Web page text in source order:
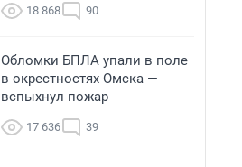
18 868 90
Обломки БПЛА упали в поле
в окрестностях Омска —
вспыхнул пожар
17 636 39